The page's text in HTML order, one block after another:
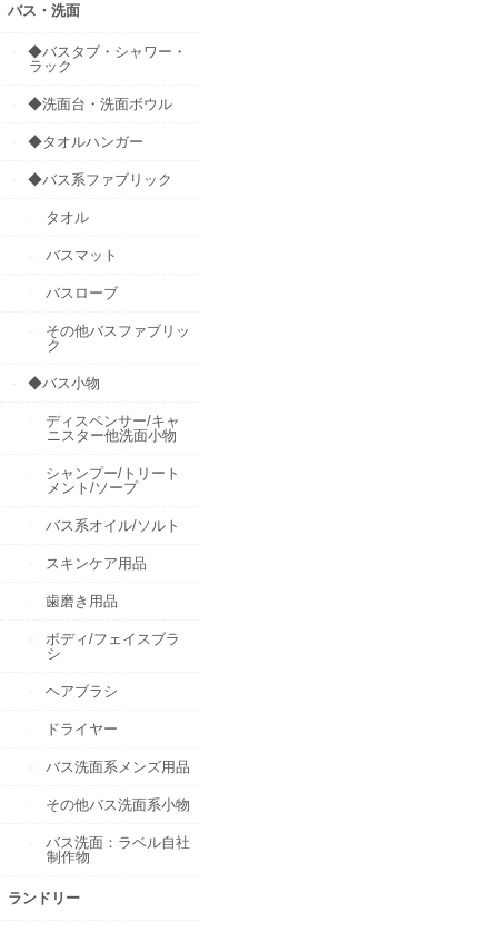
バス・洗面
◆バスタブ・シャワー・
ラック
◆洗面台・洗面ボウル
◆タオルハンガー
◆バス系ファブリック
タオル
バスマット
バスローブ
その他バスファブリッ
ク
◆バス小物
ディスペンサー/キャ
ニスター他洗面小物
シャンプー/トリート
メント/ソープ
バス系オイル/ソルト
スキンケア用品
歯磨き用品
ボディ/フェイスブラ
シ
ヘアブラシ
ドライヤー
バス洗面系メンズ用品
その他バス洗面系小物
バス洗面：ラベル自社
制作物
ランドリー